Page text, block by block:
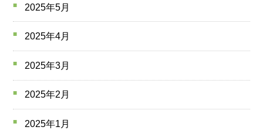
2025年5月
2025年4月
2025年3月
2025年2月
2025年1月